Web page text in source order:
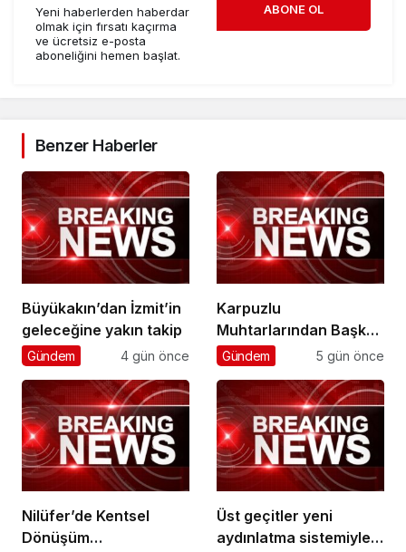
Yeni haberlerden haberdar
olmak için fırsatı kaçırma
ve ücretsiz e-posta
aboneliğini hemen başlat.
ABONE OL
Benzer Haberler
Büyükakın’dan İzmit’in
geleceğine yakın takip
Gündem 4 gün önce
Karpuzlu
Muhtarlarından Başkan
Çerçioğlu’na Hizmet
Gündem 5 gün önce
Nilüfer’de Kentsel
Dönüşüm
Üst geçitler yeni
aydınlatma sistemiyle